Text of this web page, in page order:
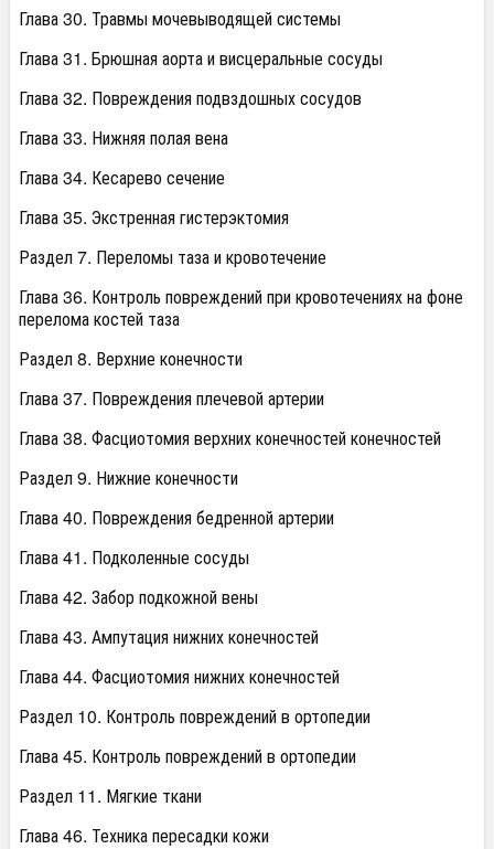
Глава 30. Травмы мочевыводящей системы
Глава 31. Брюшная аорта и висцеральные сосуды
Глава 32. Повреждения подвздошных сосудов
Глава 33. Нижняя полая вена
Глава 34. Кесарево сечение
Глава 35. Экстренная гистерэктомия
Раздел 7. Переломы таза и кровотечение
Глава 36. Контроль повреждений при кровотечениях на фоне
перелома костей таза
Раздел 8. Верхние конечности
Глава 37. Повреждения плечевой артерии
Глава 38. Фасциотомия верхних конечностей конечностей
Раздел 9. Нижние конечности
Глава 40. Повреждения бедренной артерии
Глава 41. Подколенные сосуды
Глава 42. Забор подкожной вены
Глава 43. Ампутация нижних конечностей
Глава 44. Фасциотомия нижних конечностей
Раздел 10. Контроль повреждений в ортопедии
Глава 45. Контроль повреждений в ортопедии
Раздел 11. Мягкие ткани
Глава 46. Техника пересадки кожи